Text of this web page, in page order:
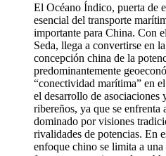
El Océano Índico, puerta de
esencial del transporte
importante para China. Con
Seda, llega a convertirse en
concepción china de la
predominantemente
“conectividad marítima” en
el desarrollo de asociaciones
ribereños, ya que se
dominado por visiones
rivalidades de potencias. En
enfoque chino se limita a